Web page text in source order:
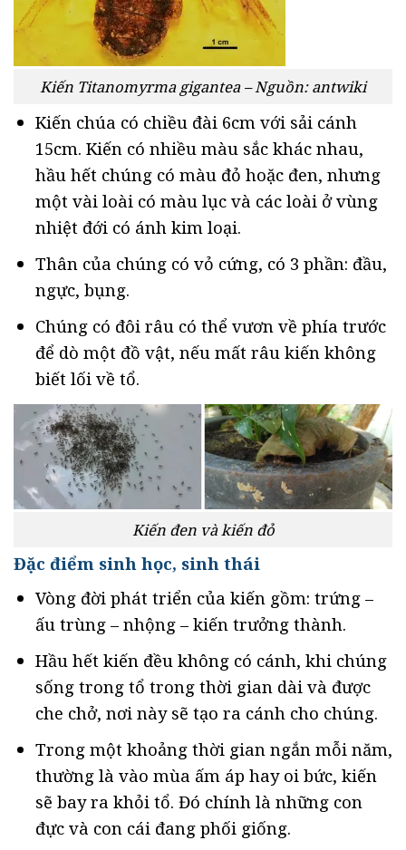
Kiến Titanomyrma gigantea – Nguồn: antwiki
Kiến chúa có chiều đài 6cm với sải cánh
15cm. Kiến có nhiều màu sắc khác nhau,
hầu hết chúng có màu đỏ hoặc đen, nhưng
một vài loài có màu lục và các loài ở vùng
nhiệt đới có ánh kim loại.
Thân của chúng có vỏ cứng, có 3 phần: đầu,
ngực, bụng.
Chúng có đôi râu có thể vươn về phía trước
để dò một đồ vật, nếu mất râu kiến không
biết lối về tổ.
Kiến đen và kiến đỏ
Đặc điểm sinh học, sinh thái
Vòng đời phát triển của kiến gồm: trứng –
ấu trùng – nhộng – kiến trưởng thành.
Hầu hết kiến đều không có cánh, khi chúng
sống trong tổ trong thời gian dài và được
che chở, nơi này sẽ tạo ra cánh cho chúng.
Trong một khoảng thời gian ngắn mỗi năm,
thường là vào mùa ấm áp hay oi bức, kiến
sẽ bay ra khỏi tổ. Đó chính là những con
đực và con cái đang phối giống.